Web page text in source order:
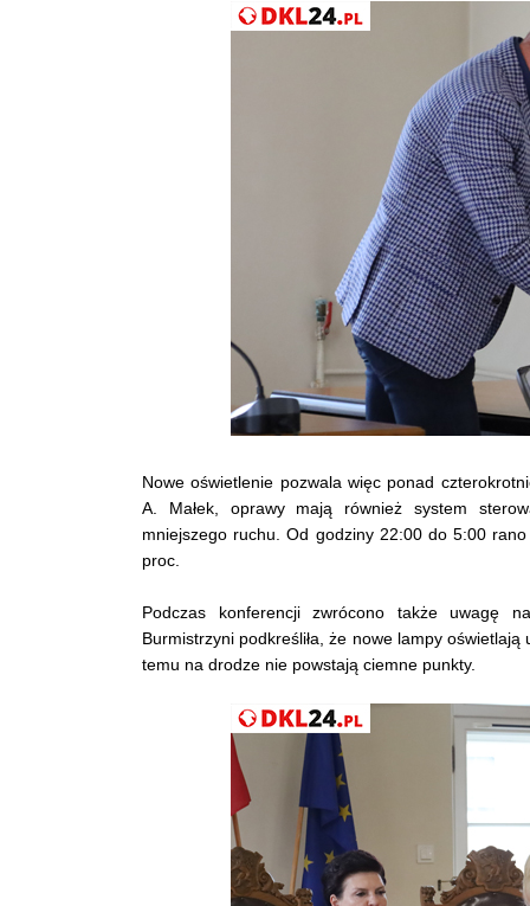
Nowe oświetlenie pozwala więc ponad
A. Małek, oprawy mają również system
mniejszego ruchu. Od godziny 22:00 do 5:00
proc.
Podczas konferencji zwrócono także uwagę
Burmistrzyni podkreśliła, że nowe lampy
temu na drodze nie powstają ciemne punkty.